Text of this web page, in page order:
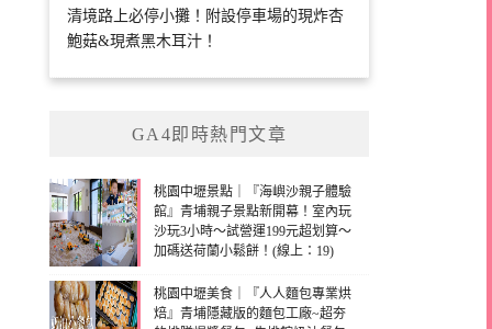
清境路上必停小攤！附設停車場的現炸杏
鮑菇&現煮黑木耳汁！
GA4即時熱門文章
桃園中壢景點｜『海嶼沙親子體驗
館』青埔親子景點新開幕！室內玩
沙玩3小時～試營運199元超划算～
加碼送荷蘭小鬆餅！(線上：19)
桃園中壢美食｜『人人麵包專業烘
焙』青埔隱藏版的麵包工廠~超夯